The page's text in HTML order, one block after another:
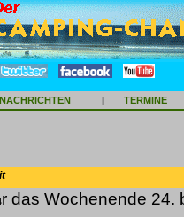
NACHRICHTEN | TERMINE
das Wochenende 24.